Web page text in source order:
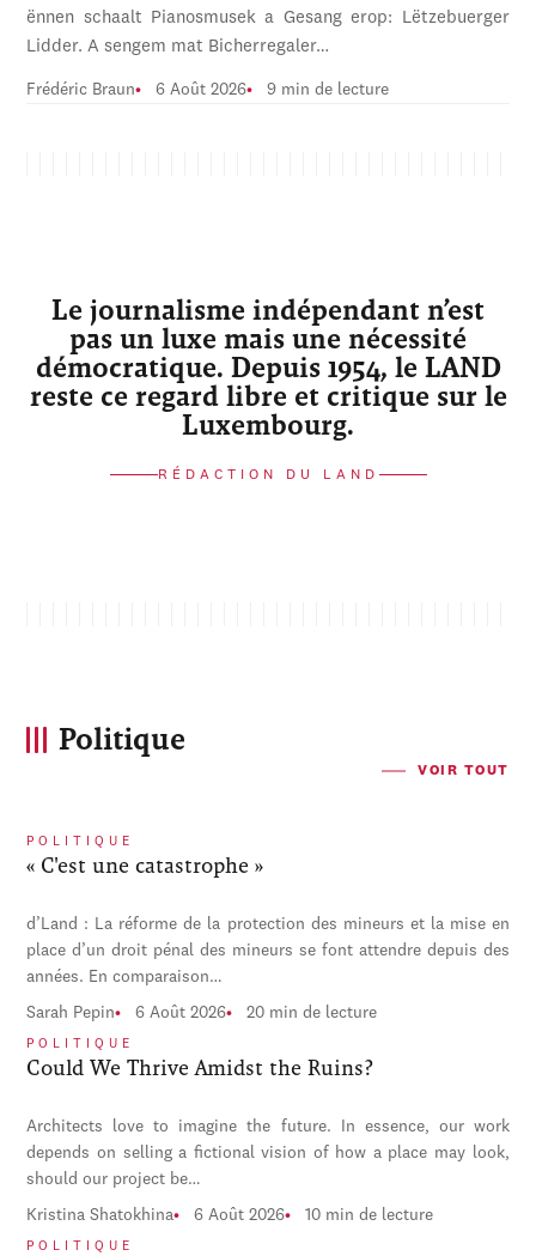
ënnen schaalt Pianosmusek a Gesang erop: Lëtzebuerger
Lidder. A sengem mat Bicherregaler…
Frédéric Braun 6 Août 2026 9 min de lecture
Le journalisme indépendant n’est
pas un luxe mais une nécessité
démocratique. Depuis 1954, le LAND
reste ce regard libre et critique sur le
Luxembourg.
RÉDACTION DU LAND
Politique
VOIR TOUT
POLITIQUE
« C'est une catastrophe »
d’Land : La réforme de la protection des mineurs et la mise en
place d’un droit pénal des mineurs se font attendre depuis des
années. En comparaison…
Sarah Pepin 6 Août 2026 20 min de lecture
POLITIQUE
Could We Thrive Amidst the Ruins?
Architects love to imagine the future. In essence, our work
depends on selling a fictional vision of how a place may look,
should our project be…
Kristina Shatokhina 6 Août 2026 10 min de lecture
POLITIQUE